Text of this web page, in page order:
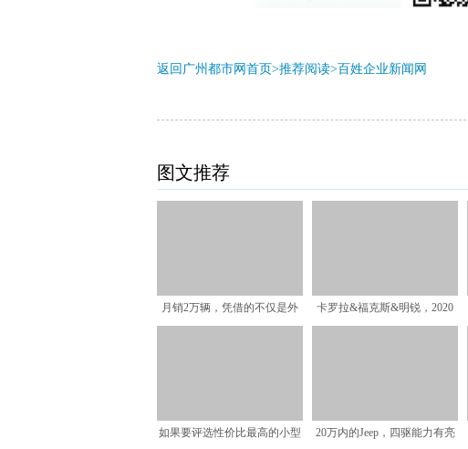
返回广州都市网首页>推荐阅读>百姓企业新闻网
图文推荐
月销2万辆，凭借的不仅是外
卡罗拉&福克斯&明锐，2020
如果要评选性价比最高的小型 20万内的Jeep，四驱能力有亮